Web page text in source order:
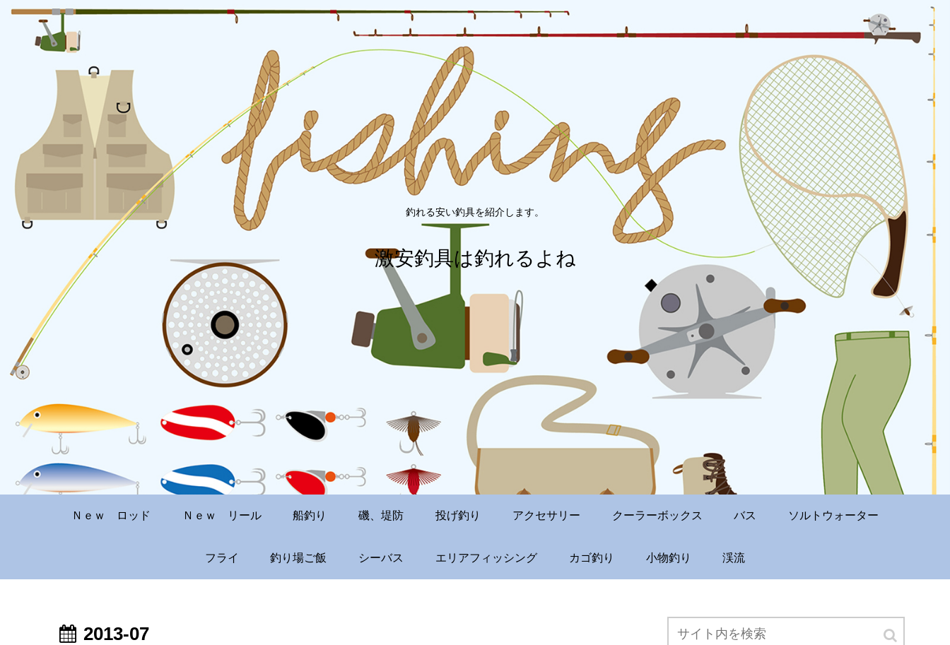
釣れる安い釣具を紹介します。
激安釣具は釣れるよね
Ｎｅｗ ロッド Ｎｅｗ リール 船釣り 磯、堤防 投げ釣り アクセサリー クーラーボックス バス ソルトウォーター
フライ 釣り場ご飯 シーバス エリアフィッシング カゴ釣り 小物釣り 渓流
2013-07